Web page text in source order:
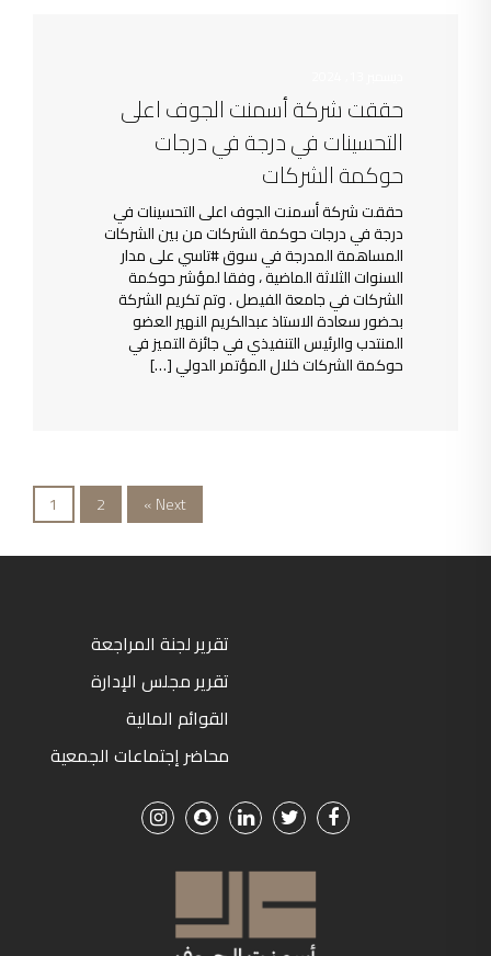
حققت شركة أسمنت الجوف اعلى
التحسينات في درجة في درجات
حوكمة الشركات
حققت شركة أسمنت الجوف اعلى التحسينات في
درجة في درجات حوكمة الشركات من بين الشركات
المساهمة المدرجة في سوق #تاسي على مدار
السنوات الثلاثة الماضية ، وفقا لمؤشر حوكمة
الشركات في جامعة الفيصل . وتم تكريم الشركة
بحضور سعادة الاستاذ عبدالكريم النهير العضو
المنتدب والرئيس التنفيذي في جائزة التميز في
حوكمة الشركات خلال المؤتمر الدولي […]
1 2 Next »
تقرير لجنة المراجعة
تقرير مجلس الإدارة
القوائم المالية
محاضر إجتماعات الجمعية